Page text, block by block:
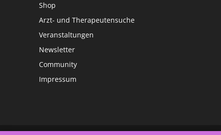
Shop
Arzt- und Therapeutensuche
Veranstaltungen
Newsletter
Community
Impressum